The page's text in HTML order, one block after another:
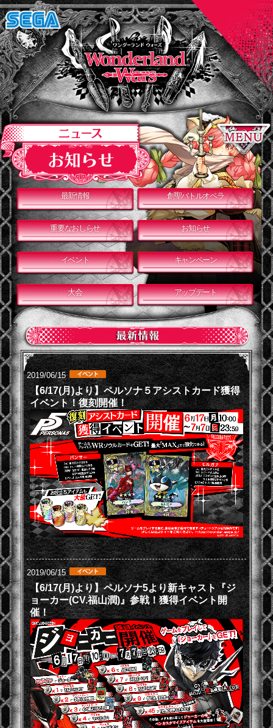
最新情報 創聖バトルオペラ
重要なおしらせ お知らせ
イベント キャンペーン
大会 アップデート
2019/06/15
【6/17(月)より】ペルソナ５アシストカード獲得
イベント！復刻開催！
2019/06/15
【6/17(月)より】ペルソナ5より新キャスト『ジ
ョーカー(CV.福山潤)』参戦！獲得イベント開
催！